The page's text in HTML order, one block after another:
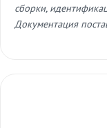
сборки,
Документация